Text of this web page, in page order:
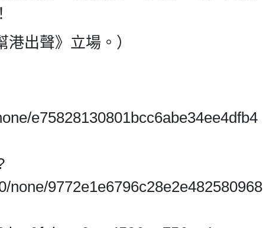
出聲》立場。）
e75828130801bcc6abe34ee4dfb4
none/9772e1e6796c28e2e482580968